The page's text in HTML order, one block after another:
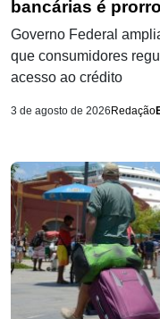
bancárias é
Governo Federal
que consumidores
acesso ao crédito
3 de agosto de 2026 Redação